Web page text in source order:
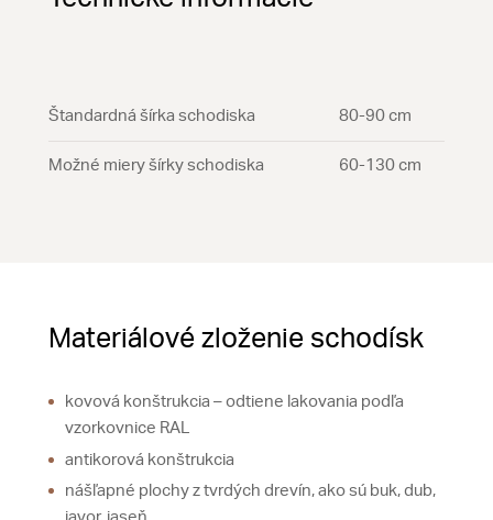
Štandardná šírka schodiska 80-90 cm
Možné miery šírky schodiska 60-130 cm
Materiálové zloženie schodísk
kovová konštrukcia – odtiene lakovania podľa
vzorkovnice RAL
antikorová konštrukcia
nášľapné plochy z tvrdých drevín, ako sú buk, dub,